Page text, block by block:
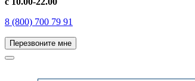
8 (800) 700 79 91
Перезвоните мне